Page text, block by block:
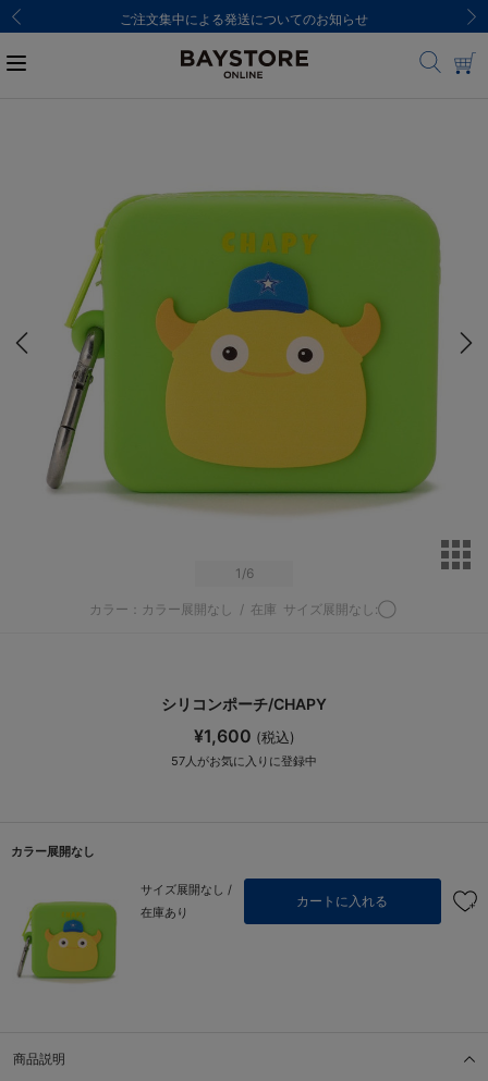
ご注文集中による発送についてのお知らせ
1 /6
カラー：カラー展開なし / 在庫 サイズ展開なし:◯
シリコンポーチ/CHAPY
¥1,600 (税込)
57人がお気に入りに登録中
カラー展開なし
サイズ展開なし /
在庫あり
カートに入れる
商品説明